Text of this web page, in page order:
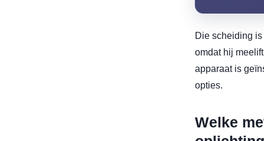
Die scheiding
omdat hij
apparaat is
opties.
Welke